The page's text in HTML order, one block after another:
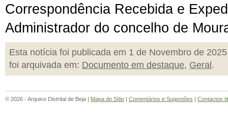
Correspondência Recebida e
Administrador do concelho de
Esta notícia foi publicada em 1 de Novembro de
foi arquivada em: Documento em destaque, Geral .
© 2026 - Arquivo Distrital de Beja | Mapa do Sítio | Comentários e Sugestões | Contactos